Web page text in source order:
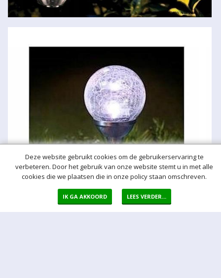
Deze website gebruikt cookies om de gebruikerservaring te
verbeteren. Door het gebruik van onze website stemt u in met alle
cookies die we plaatsen die in onze policy staan omschreven.
IK GA AKKOORD LEES VERDER...